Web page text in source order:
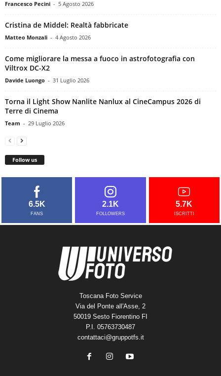
Francesco Pecini - 5 Agosto 2026
Cristina de Middel: Realtà fabbricate
Matteo Monzali - 4 Agosto 2026
Come migliorare la messa a fuoco in astrofotografia con
Viltrox DC-X2
Davide Luongo - 31 Luglio 2026
Torna il Light Show Nanlite Nanlux al CineCampus 2026 di
Terre di Cinema
Team - 29 Luglio 2026
Follow us
6.5K
FANS
2.1K
FOLLOWERS
5.7K
ISCRITTI
Toscana Foto Service
Via del Ponte all'Asse, 2
50019 Sesto Fiorentino FI
P.I. 05763730487
contattaci@gruppotfs.it